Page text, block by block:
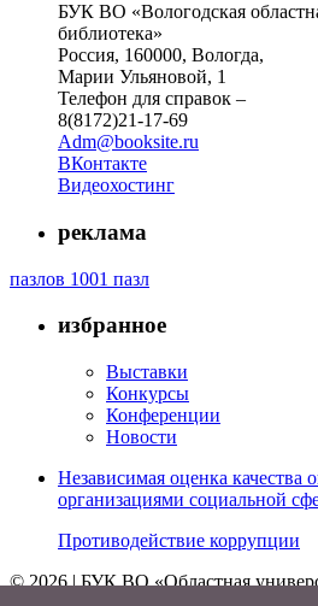
БУК ВО «Вологодская
библиотека»
Россия, 160000, Вологда,
Марии Ульяновой, 1
Телефон для справок –
8(8172)21-17-69
Adm@booksite.ru
ВКонтакте
Видеохостинг
реклама
пазлов 1001 пазл
избранное
Выставки
Конкурсы
Конференции
Новости
Независимая оценка качества
организациями социальной
Противодействие коррупции
© 2026 | БУК ВО «Областная